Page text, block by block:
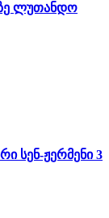
ზე ლუთანდო
სენ-ჟერმენი 3